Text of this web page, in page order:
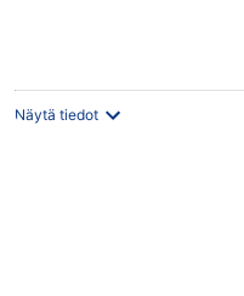
Näytä tiedot